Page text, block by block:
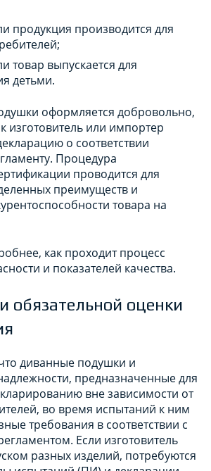
продукция производится для
товар выпускается для
детьми.
оформляется добровольно,
изготовитель или импортер
о соответствии
Процедура
проводится для
преимуществ и
товара на
как проходит процесс
и показателей качества.
обязательной оценки
диванные подушки и
предназначенные для
вне зависимости от
во время испытаний к ним
требования в соответствии с
Если изготовитель
разных изделий, потребуются